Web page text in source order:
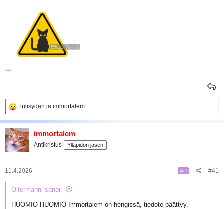
R
a
k
t
i
o
:
Tulisydän ja immortalem
immortalem
Antikristus Ylläpidon jäsen
11.4.2026 AP #41
Oltermanni sanoi:
HUOMIO HUOMIO Immortalem on hengissä, tiedote päättyy.